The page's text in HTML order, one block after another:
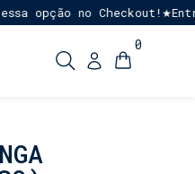
no Checkout!★
0